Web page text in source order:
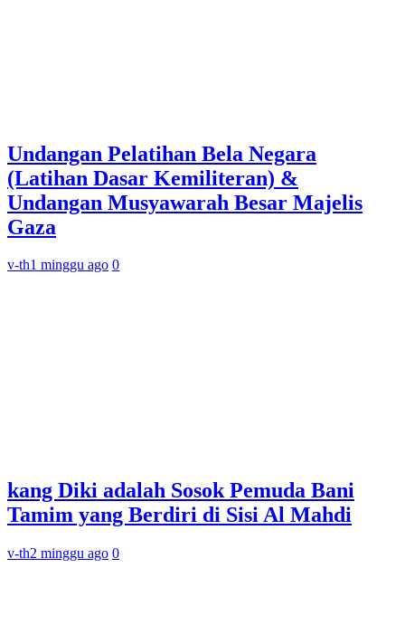
Undangan Pelatihan Bela Negara
(Latihan Dasar Kemiliteran) &
Undangan Musyawarah Besar Majelis
Gaza
v-th1 minggu ago 0
kang Diki adalah Sosok Pemuda Bani
Tamim yang Berdiri di Sisi Al Mahdi
v-th2 minggu ago 0